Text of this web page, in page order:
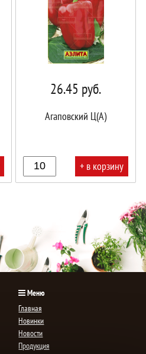
26.45 руб.
Агаповский Ц(А)
+ в корзину
Меню
Главная
Новинки
Новости
Продукция